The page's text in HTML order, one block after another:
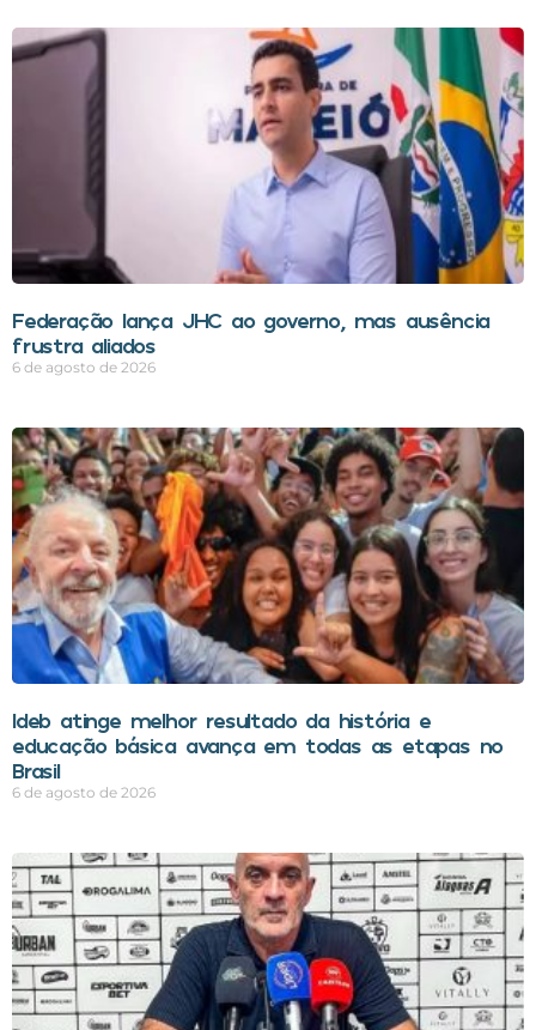
Federação lança JHC ao governo, mas ausência
frustra aliados
6 de agosto de 2026
Ideb atinge melhor resultado da história e
educação básica avança em todas as etapas no
Brasil
6 de agosto de 2026